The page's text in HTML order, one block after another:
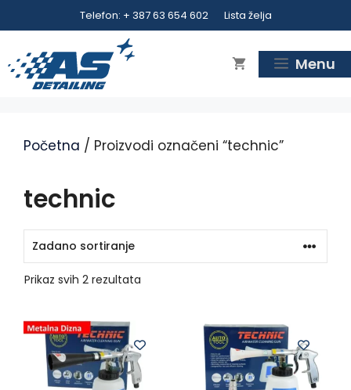
na
sadržaj
Telefon: + 387 63 654 602 Lista želja
Menu
Početna / Proizvodi označeni “technic”
technic
Prikaz svih 2 rezultata